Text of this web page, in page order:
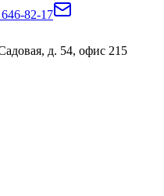
82-17
д. 54, офис 215